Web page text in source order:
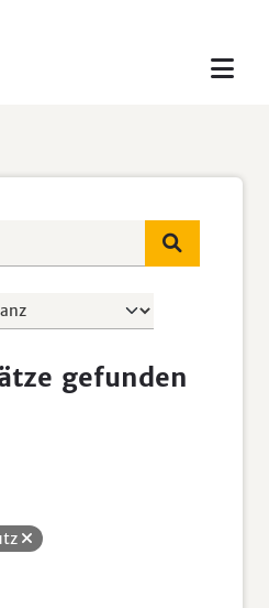
gefunden